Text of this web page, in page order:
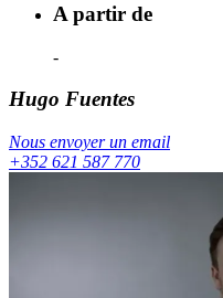
A partir de
-
Hugo Fuentes
Nous envoyer un email
+352 621 587 770